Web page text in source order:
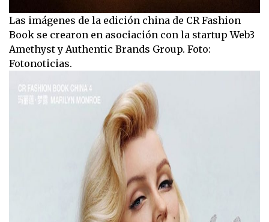
Las imágenes de la edición china de CR Fashion
Book se crearon en asociación con la startup Web3
Amethyst y Authentic Brands Group. Foto:
Fotonoticias.